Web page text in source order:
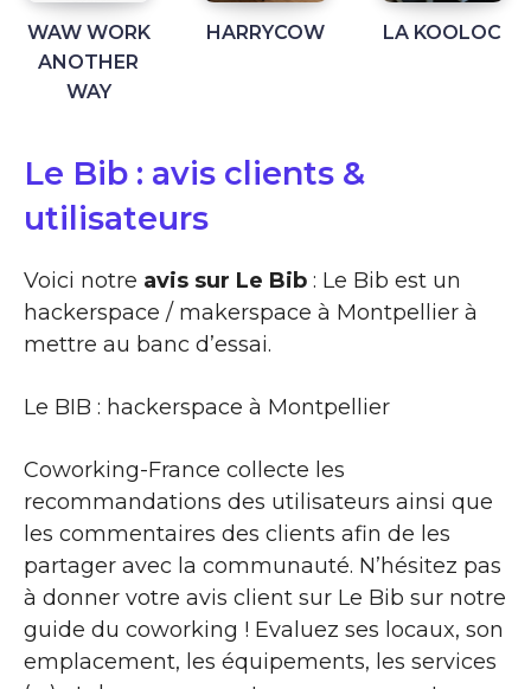
WAW WORK
ANOTHER
WAY
HARRYCOW LA KOOLOC
Le Bib : avis clients &
utilisateurs
Voici notre avis sur Le Bib : Le Bib est un
hackerspace / makerspace à Montpellier à
mettre au banc d’essai.
Le BIB : hackerspace à Montpellier
Coworking-France collecte les
recommandations des utilisateurs ainsi que
les commentaires des clients afin de les
partager avec la communauté. N’hésitez pas
à donner votre avis client sur Le Bib sur notre
guide du coworking ! Evaluez ses locaux, son
emplacement, les équipements, les services